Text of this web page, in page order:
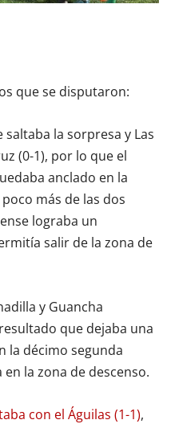
que se disputaron:
la sorpresa y Las
(0-1), por lo que el
anclado en la
más de las dos
lograba un
salir de la zona de
y Guancha
que dejaba una
la décimo segunda
la zona de descenso.
con el Águilas (1-1),